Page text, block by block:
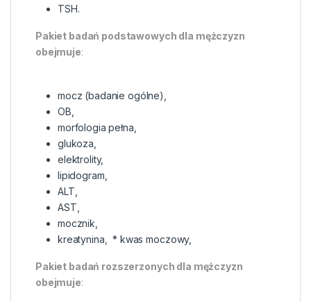
TSH.
Pakiet badań podstawowych dla mężczyzn
obejmuje:
mocz (badanie ogólne),
OB,
morfologia pełna,
glukoza,
elektrolity,
lipidogram,
ALT,
AST,
mocznik,
kreatynina, * kwas moczowy,
Pakiet badań rozszerzonych dla mężczyzn
obejmuje: